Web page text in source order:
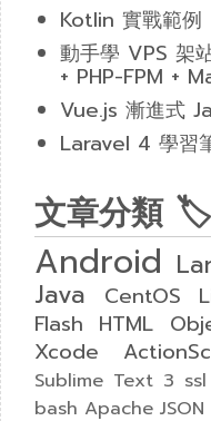
Kotlin 實戰範例
動手學 VPS 架
+ PHP-FPM +
Vue.js 漸進式
Laravel 4 學習
文章分類 🏷
Android
Java
CentOS
Flash HTML
Xcode
Sublime Text 3 ssl
bash Apache JSON